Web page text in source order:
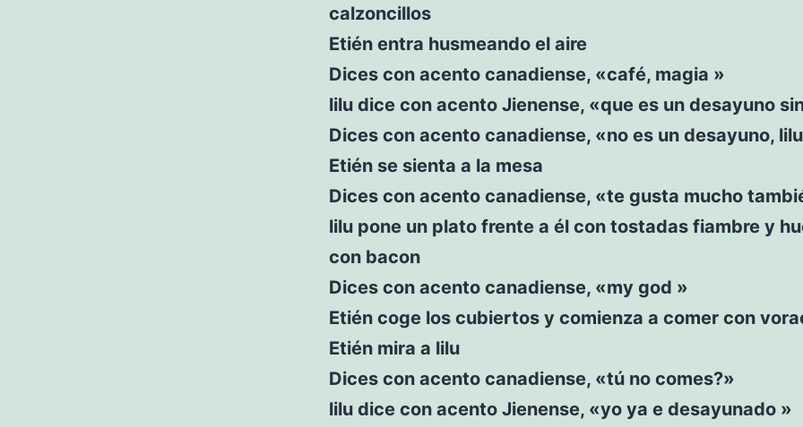
calzoncillos
Etién entra husmeando el aire
Dices con acento canadiense, «café, magia »
lilu dice con acento Jienense, «que es un desayuno
Dices con acento canadiense, «no es un desayuno,
Etién se sienta a la mesa
Dices con acento canadiense, «te gusta mucho
lilu pone un plato frente a él con tostadas fiambre y
con bacon
Dices con acento canadiense, «my god »
Etién coge los cubiertos y comienza a comer con
Etién mira a lilu
Dices con acento canadiense, «tú no comes?»
lilu dice con acento Jienense, «yo ya e desayunado »